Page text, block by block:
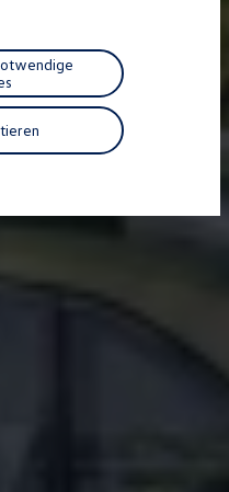
finden
Login und Shop
verbinden